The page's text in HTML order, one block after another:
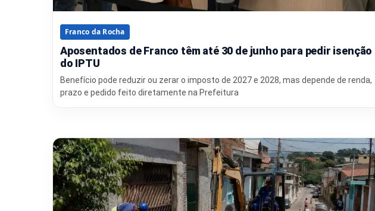
Franco da Rocha
Aposentados de Franco têm até 30 de junho para pedir isenção
do IPTU
Benefício pode reduzir ou zerar o imposto de 2027 e 2028, mas depende de renda,
prazo e pedido feito diretamente na Prefeitura